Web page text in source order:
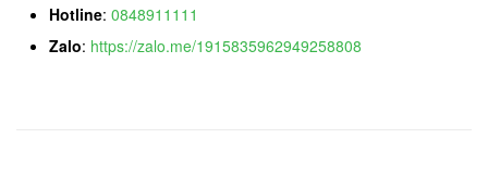
Hotline: 0848911111
Zalo: https://zalo.me/1915835962949258808